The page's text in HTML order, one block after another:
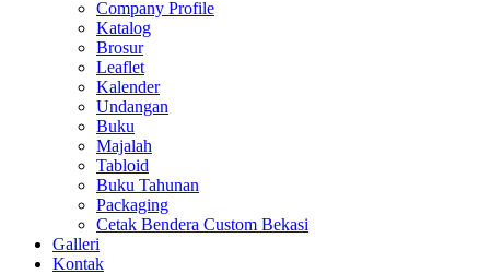
Company Profile
Katalog
Brosur
Leaflet
Kalender
Undangan
Buku
Majalah
Tabloid
Buku Tahunan
Packaging
Cetak Bendera Custom Bekasi
Galleri
Kontak